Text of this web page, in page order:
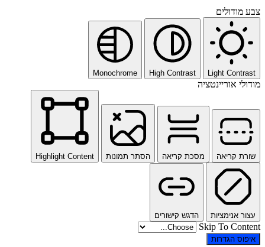
צבע מודולים
Light Contrast
High Contrast
Monochrome
מודולי אוריינטציה
שורת קריאה מסכת קריאה הסתר תמונות Highlight Content
עצור אנימציות הדגש קישורים
Skip To Content
איפוס הגדרות